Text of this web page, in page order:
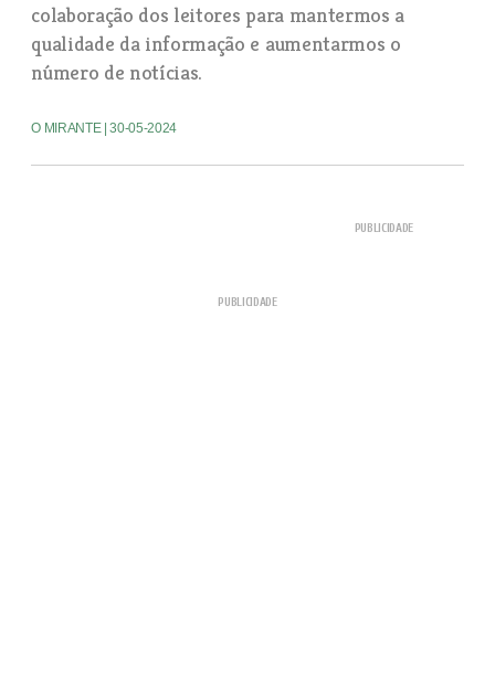
colaboração dos leitores para mantermos a
qualidade da informação e aumentarmos o
número de notícias.
O MIRANTE | 30-05-2024